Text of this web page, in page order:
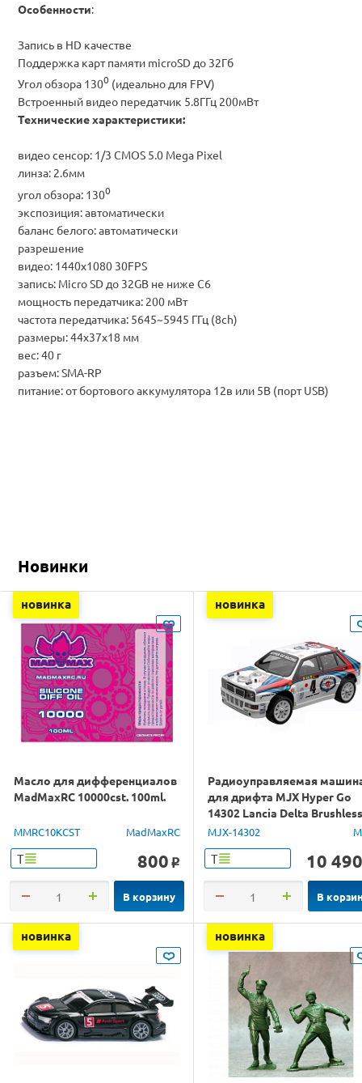
Особенности:
Запись в HD качестве
Поддержка карт памяти microSD до 32Гб
Угол обзора 1300 (идеально для FPV)
Встроенный видео передатчик 5.8ГГц 200мВт
Технические характеристики:
видео сенсор: 1/3 CMOS 5.0 Mega Pixel
линза: 2.6мм
угол обзора: 1300
экспозиция: автоматически
баланс белого: автоматически
разрешение
видео: 1440x1080 30FPS
запись: Micro SD до 32GB не ниже С6
мощность передатчика: 200 мВт
частота передатчика: 5645~5945 ГГц (8ch)
размеры: 44x37x18 мм
вес: 40 г
разъем: SMA-RP
питание: от бортового аккумулятора 12в или 5В (порт USB)
Новинки
новинка
Масло для дифференциалов
MadMaxRC 10000cst. 100ml.
MMRC10KCST MadMaxRC
Т 800 o
В корзину
новинка
Радиоуправляемая
для дрифта MJX Hyper Go
14302 Lancia Delta Brushless
4WD 2.4G LED 1/14 RTR
MJX-14302
Т 10 490
В
новинка новинка